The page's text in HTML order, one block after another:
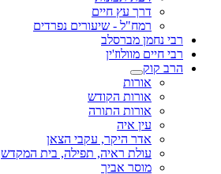
דרך עץ חיים
רמח"ל - שיעורים נפרדים
רבי נחמן מברסלב
רבי חיים מוולוז'ין
הרב קוק
אורות
אורות הקודש
אורות התורה
עין איה
אדר היקר, עקבי הצאן
עולת ראיה, תפילה, בית המקדש
מוסר אביך